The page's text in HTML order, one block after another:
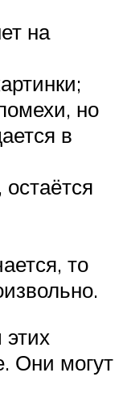
на
но
в
то
Они могут